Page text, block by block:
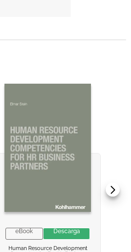
VER INFORMACION
VER INFORMACION
eBook Descarga
Human Resource Development